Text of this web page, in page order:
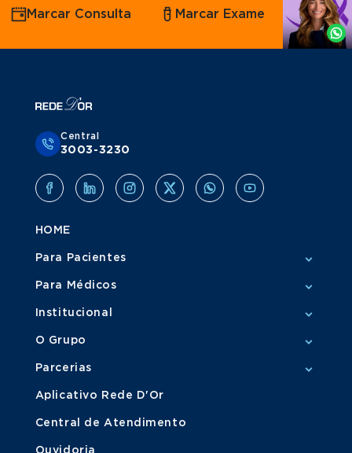
por
Whatsapp
Marcar Consulta Marcar Exame
Central
3003-3230
HOME
Para Pacientes
Para Médicos
Institucional
O Grupo
Parcerias
Aplicativo Rede D'Or
Central de Atendimento
Ouvidoria